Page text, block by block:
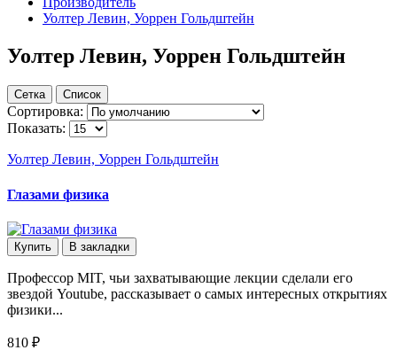
Уолтер Левин, Уоррен Гольдштейн
Уолтер Левин, Уоррен Гольдштейн
Сетка Список
Сортировка:
Показать:
Уолтер Левин, Уоррен Гольдштейн
Глазами физика
Купить В закладки
Профессор MIT, чьи захватывающие лекции сделали его
звездой Youtube, рассказывает о самых интересных открытиях
физики...
810 ₽